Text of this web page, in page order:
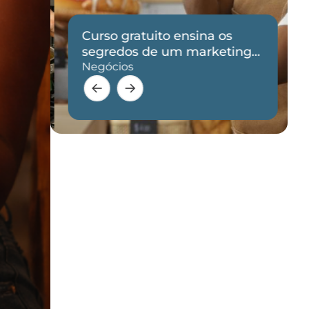
Curso gratuito ensina os
segredos de um marketing
eficaz
Negócios